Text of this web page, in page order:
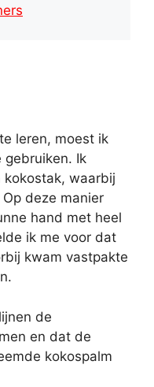
leren, moest ik
gebruiken. Ik
waarbij
deze manier
hand met heel
ik me voor dat
kwam vastpakte
de
en dat de
kokospalm